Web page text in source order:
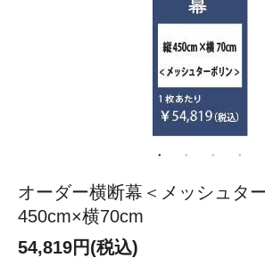
オーダー横断幕＜メッシュタ
450cm×横70cm
54,819円(税込)